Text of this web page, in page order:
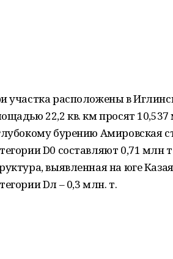
участка расположены в
22,2 кв. км просят
бурению Амировская
D0 составляют 0,71 млн
выявленная на юге
Dл – 0,3 млн. т.